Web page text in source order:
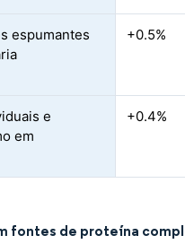
espumantes
+0.5%
e
em
+0.4%
fontes de proteína